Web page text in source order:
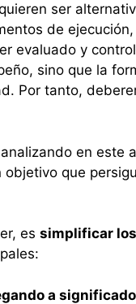
ser
de
evaluado y
sino que la
Por tanto,
en este
que
es simplificar los
a